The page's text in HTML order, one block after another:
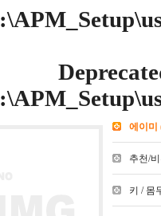
에이미
추천/
키 / 몸